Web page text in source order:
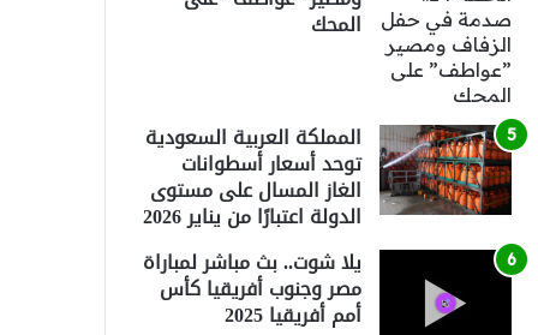
المحك
المملكة العربية السعودية
توحد أسعار أسطوانات
الغاز المسال على مستوى
الدولة اعتبارًا من يناير 2026
يلا شوت.. بث مباشر لمباراة
مصر وجنوب أفريقيا كأس
أمم أفريقيا 2025